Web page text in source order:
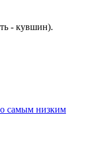
- кувшин).